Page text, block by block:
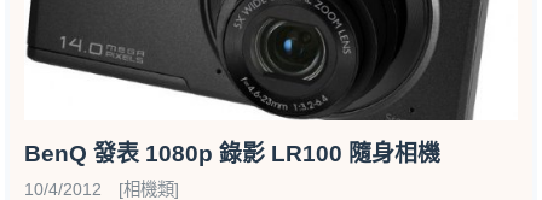
BenQ 發表 1080p 錄影 LR100 隨身相機
10/4/2012 [相機類]